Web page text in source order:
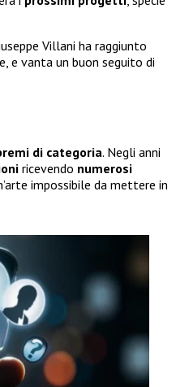
Villani ha raggiunto
vanta un buon seguito di
di categoria. Negli anni
ricevendo numerosi
impossibile da mettere in